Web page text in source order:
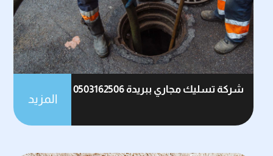
شركة تسليك مجاري ببريدة 0503162506
المزيد